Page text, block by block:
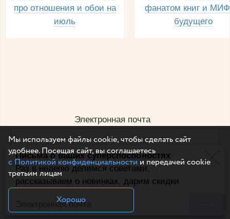
Письма о ваших суперспособностях
Раз в неделю делимся советами,
рассказываем о новинках, дарим скидки
про отношения и обои на
июль
фанатом книг и
будущего
Электронная почта
Например, dulsineya@gmail.com
Без спама и смс
Подписаться
Мы используем файлы cookie, чтобы сделать сайт
удобнее. Посещая сайт, вы соглашаетесь
с Политикой конфиденциальностии передачей cookie
третьим лицам
Хорошо